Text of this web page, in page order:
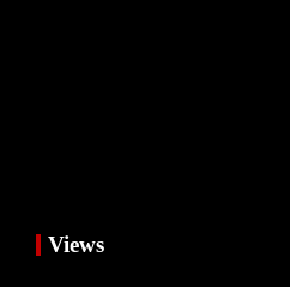
Views